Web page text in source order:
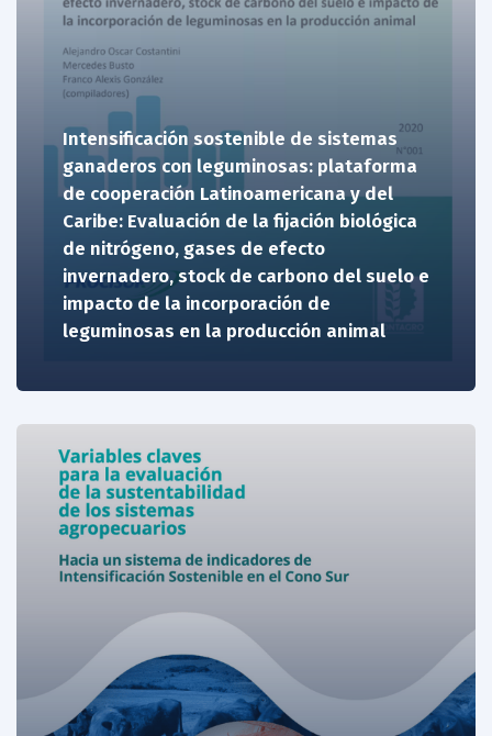
Intensificación sostenible de sistemas
ganaderos con leguminosas: plataforma
de cooperación Latinoamericana y del
Caribe: Evaluación de la fijación biológica
de nitrógeno, gases de efecto
invernadero, stock de carbono del suelo e
impacto de la incorporación de
leguminosas en la producción animal